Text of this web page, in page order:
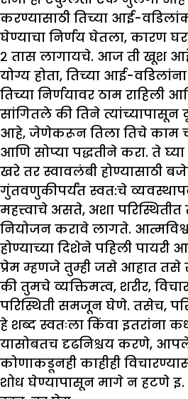
करण्यासाठी तिच्या आई-
घेण्याचा निर्णय घेतला, कारण
२ तास लागायचे. आज ती खूश आहे
योग्य होता, तिच्या आई-
तिच्या निर्णयावर ठाम राहिली
सांगितले की तिने
आहे, जेणेकरून तिला तिचे काम
आणि सोप्या पद्धतीने करा. ते घ्या
खरे तर स्वावलंबी होण्यासाठी
गुंतवणुकीपर्यंत स्वत:चे
महत्त्वाचे असते, अशा
नियोजन करावे लागते.
होण्याच्या दिशेने पहिली पायरी
प्रेम म्हणजे तुम्ही जसे आहात तसे
की तुमचे व्यक्तिमत्व, शरीर,
परिस्थिती समजून घेणे. तसेच,
हे शब्द स्वतःला किंवा इतरांना
यासोबतच दृढनिश्चय करणे,
कोणाकडूनही काहीही
शोध घेण्यापासून मागे न हटणे इ.